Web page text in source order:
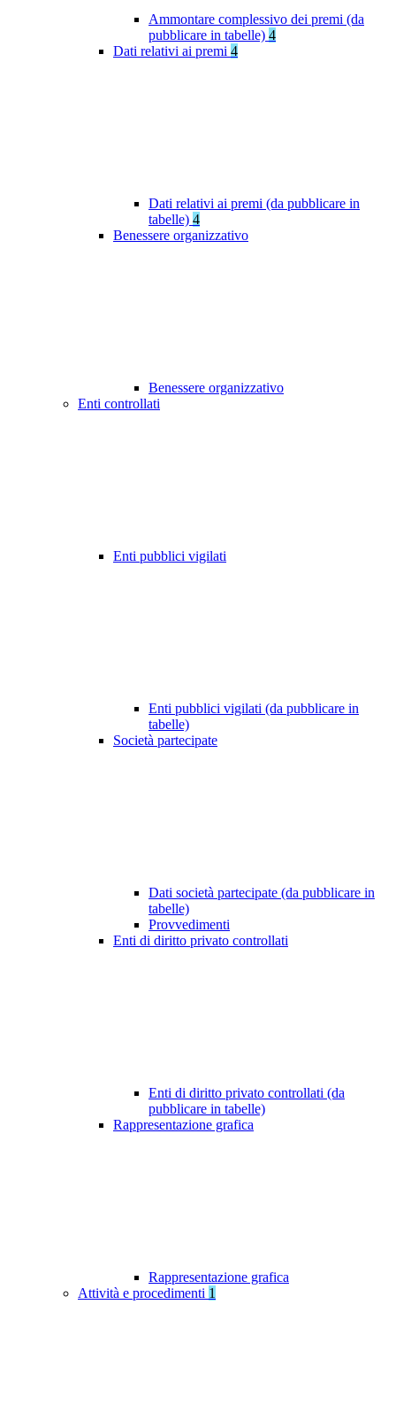
Ammontare complessivo dei premi (da
pubblicare in tabelle) 4
Dati relativi ai premi 4
Dati relativi ai premi (da pubblicare in
tabelle) 4
Benessere organizzativo
Benessere organizzativo
Enti controllati
Enti pubblici vigilati
Enti pubblici vigilati (da pubblicare in
tabelle)
Società partecipate
Dati società partecipate (da pubblicare in
tabelle)
Provvedimenti
Enti di diritto privato controllati
Enti di diritto privato controllati (da
pubblicare in tabelle)
Rappresentazione grafica
Rappresentazione grafica
Attività e procedimenti 1